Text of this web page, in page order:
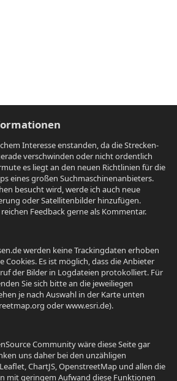
Interesse enstanden, da die Strecken-
verschwinden oder nicht ordentlich
es liegt an den neuen Richtlinien für die
eines großen Suchmaschinenanbieters.
besucht wird, werde ich auch neue
oder Satellitenbilder hinzufügen.
Feedback gerne als Kommentar.
werden keine Trackingdaten erhoben
Cookies. Es ist möglich, dass die Anbieter
der Bilder in Logdateien protokolliert. Für
Sie sich bitte an die jeweiliegen
je nach Auswahl in der Karte unten
oder www.esri.de).
Community wäre diese Seite gar
uns daher bei den unzähligen
ChartJS, OpenstreetMap und allen die
mit geringem Aufwand diese Funktionen